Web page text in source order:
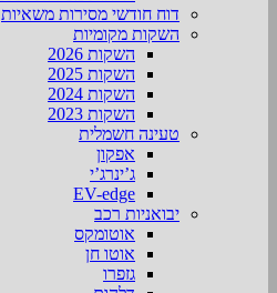
דוח חודשי מסירות משאיות
השקות מקומיות
השקות 2026
השקות 2025
השקות 2024
השקות 2023
טעינה חשמלית
אפקון
ג’ינרג’י
EV-edge
יבואניות רכב
אוטומקס
אוטו חן
גזפרו